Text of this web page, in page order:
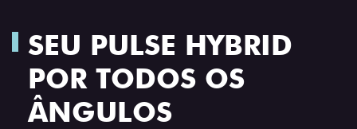
SEU PULSE HYBRID
POR TODOS OS
ÂNGULOS